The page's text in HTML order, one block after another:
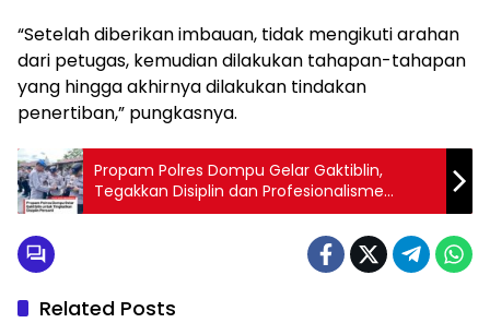
“Setelah diberikan imbauan, tidak mengikuti arahan
dari petugas, kemudian dilakukan tahapan-tahapan
yang hingga akhirnya dilakukan tindakan
penertiban,” pungkasnya.
Propam Polres Dompu Gelar Gaktiblin,
Tegakkan Disiplin dan Profesionalisme
Personel
Related Posts